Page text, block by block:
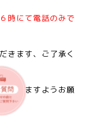
時にて電話のみで
きます、ご了承く
さいますようお願